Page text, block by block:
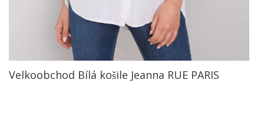
Velkoobchod Bílá košile Jeanna RUE PARIS